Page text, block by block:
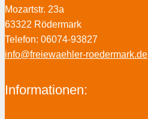
Mozartstr. 23a
63322 Rödermark
Telefon: 06074-93827
info@freiewaehler-roedermark.de
Informationen: